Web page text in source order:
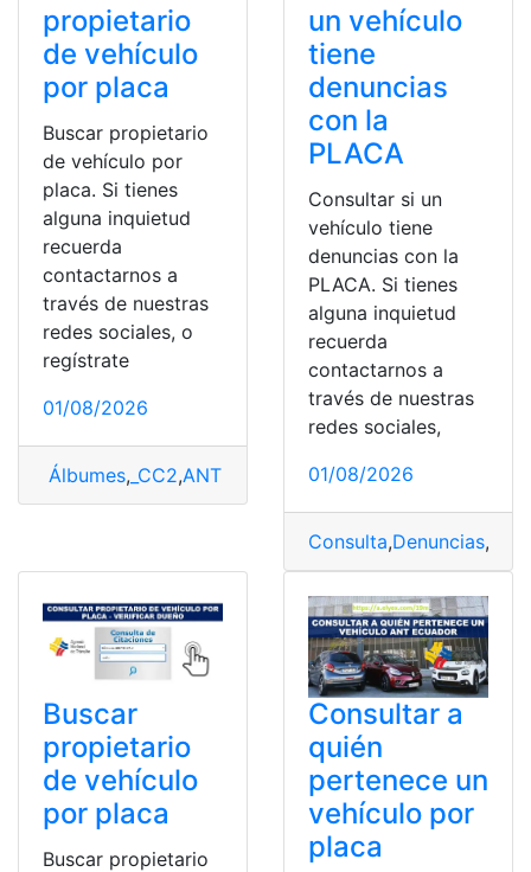
propietario
de vehículo
por placa
Buscar propietario
de vehículo por
placa. Si tienes
alguna inquietud
recuerda
contactarnos a
través de nuestras
redes sociales, o
regístrate
01/08/2026
Álbumes, _CC2,ANT Consultas,Placas,Propiedad
un vehículo
tiene
denuncias
con la
PLACA
Consultar si un
vehículo tiene
denuncias con la
PLACA. Si tienes
alguna inquietud
recuerda
contactarnos a
través de nuestras
redes sociales,
01/08/2026
Consulta,Denuncias,
Buscar
propietario
de vehículo
por placa
Buscar propietario
Consultar a
quién
pertenece un
vehículo por
placa